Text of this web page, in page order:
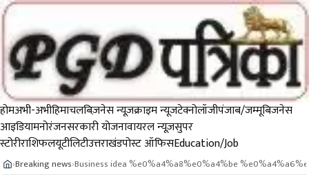
होमअभी-अभीहिमाचलबिज़नेस न्यूज़क्राइम न्यूजटेक्नोलॉजीपंजाब/जम्मूबिजनेस
आइडियामनोरंजनसरकारी योजनावायरल न्यूज़सुपर
स्टोरीराशिफलयूटीलिटीउत्तराखंडपोस्ट ऑफिसEducation/Job
›Breaking news›Business idea %e0%a4%a8%e0%a4%be